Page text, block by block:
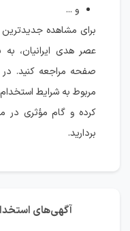
و ...
برای مشاهده
عصر هدی ایرانیان،
صفحه مراجعه کنید.
مربوط به شرایط
کرده و گام مؤثری در
بردارید.
آگهی‌های